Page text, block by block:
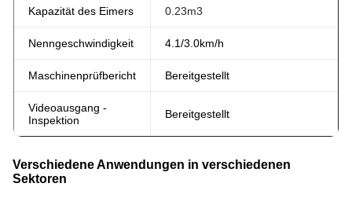
Kapazität des Eimers 0.23m3
Nenngeschwindigkeit 4.1/3.0km/h
Maschinenprüfbericht Bereitgestellt
Videoausgang -
Inspektion
Bereitgestellt
Verschiedene Anwendungen in verschiedenen
Sektoren